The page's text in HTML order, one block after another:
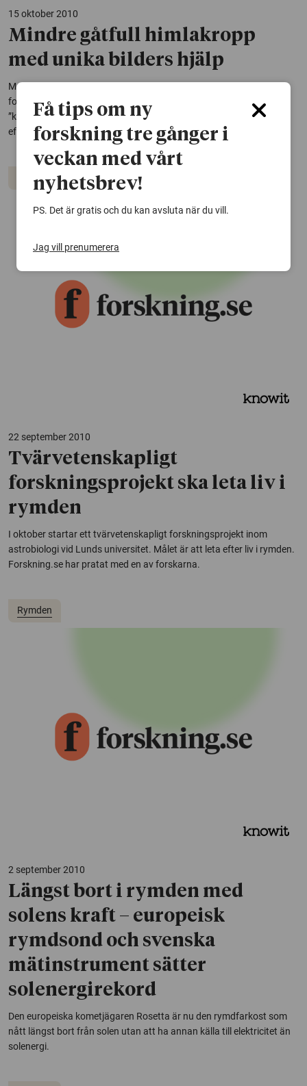
15 oktober 2010
Mindre gåtfull himlakropp
med unika bilders hjälp
Med hjälp av den unika Rosettakamera har en internationell
forskargrupp lyckats bekräfta misstanken att en nyupptäckt
”komets” svans i själva verket är grus och damm utkastat i rymden
efter en kollision. Dessutom ger bilderna kunskap om ungefär när...
Rymden
22 september 2010
Tvärvetenskapligt
forskningsprojekt ska leta liv i
rymden
I oktober startar ett tvärvetenskapligt forskningsprojekt inom
astrobiologi vid Lunds universitet. Målet är att leta efter liv i rymden.
Forskning.se har pratat med en av forskarna.
Rymden
2 september 2010
Längst bort i rymden med
solens kraft – europeisk
rymdsond och svenska
mätinstrument sätter
solenergirekord
Den europeiska kometjägaren Rosetta är nu den rymdfarkost som
nått längst bort från solen utan att ha annan källa till elektricitet än
solenergi.
Få tips om ny
forskning tre gånger i
veckan med vårt
nyhetsbrev!
PS. Det är gratis och du kan avsluta när du vill.
Jag vill prenumerera